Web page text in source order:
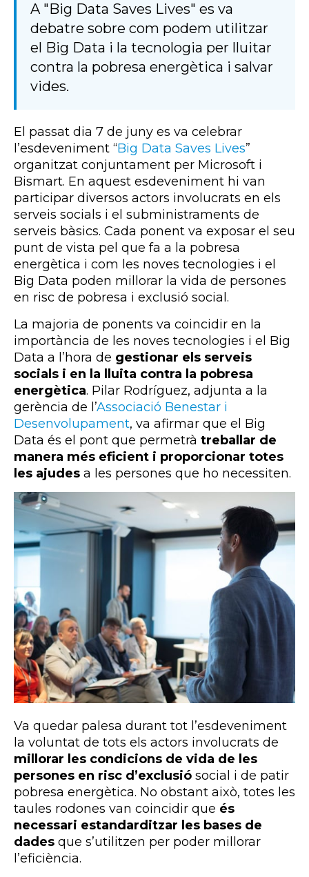
A "Big Data Saves Lives" es va
debatre sobre com podem utilitzar
el Big Data i la tecnologia per lluitar
contra la pobresa energètica i salvar
vides.
El passat dia 7 de juny es va celebrar
l’esdeveniment “Big Data Saves Lives”
organitzat conjuntament per Microsoft i
Bismart. En aquest esdeveniment hi van
participar diversos actors involucrats en els
serveis socials i el subministraments de
serveis bàsics. Cada ponent va exposar el seu
punt de vista pel que fa a la pobresa
energètica i com les noves tecnologies i el
Big Data poden millorar la vida de persones
en risc de pobresa i exclusió social.
La majoria de ponents va coincidir en la
importància de les noves tecnologies i el Big
Data a l’hora de gestionar els serveis
socials i en la lluita contra la pobresa
energètica. Pilar Rodríguez, adjunta a la
gerència de l’Associació Benestar i
Desenvolupament, va afirmar que el Big
Data és el pont que permetrà treballar de
manera més eficient i proporcionar totes
les ajudes a les persones que ho necessiten.
Va quedar palesa durant tot l’esdeveniment
la voluntat de tots els actors involucrats de
millorar les condicions de vida de les
persones en risc d’exclusió social i de patir
pobresa energètica. No obstant això, totes les
taules rodones van coincidir que és
necessari estandarditzar les bases de
dades que s’utilitzen per poder millorar
l’eficiència.